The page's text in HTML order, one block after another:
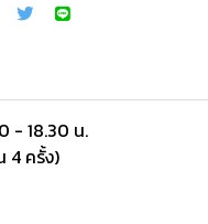
- 18.30 น.
4 ครั้ง)